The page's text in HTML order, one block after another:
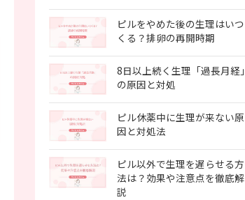
ピルをやめた後の生理はいつ
くる？排卵の再開時期
8日以上続く生理「過長月経」
の原因と対処
ピル休薬中に生理が来ない原
因と対処法
ピル以外で生理を遅らせる方
法は？効果や注意点を徹底解
説